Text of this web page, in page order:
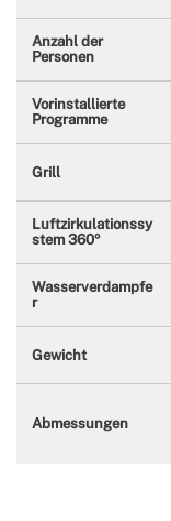
Anzahl der
Personen
Vorinstallierte
Programme
Grill
Luftzirkulationssy
stem 360º
Wasserverdampfe
r
Gewicht
Abmessungen